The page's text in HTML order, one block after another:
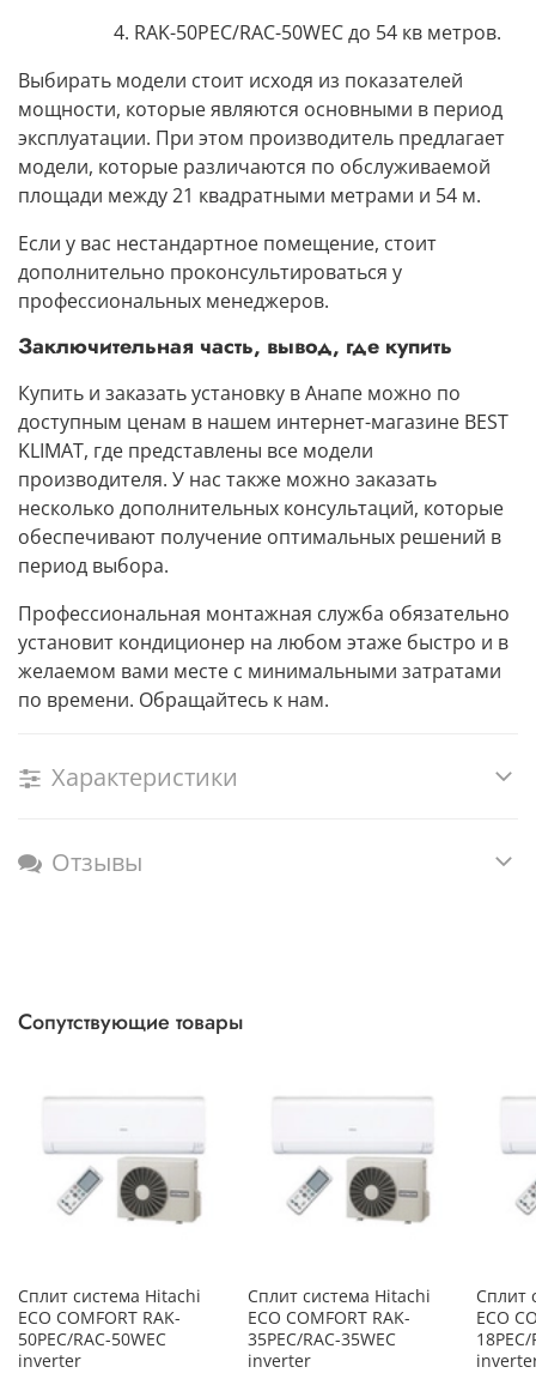
4. RAK-50PEC/RAC-50WEC до 54 кв метров.
Выбирать модели стоит исходя из показателей
мощности, которые являются основными в период
эксплуатации. При этом производитель предлагает
модели, которые различаются по обслуживаемой
площади между 21 квадратными метрами и 54 м.
Если у вас нестандартное помещение, стоит
дополнительно проконсультироваться у
профессиональных менеджеров.
Заключительная часть, вывод, где купить
Купить и заказать установку в Анапе можно по
доступным ценам в нашем интернет-магазине BEST
KLIMAT, где представлены все модели
производителя. У нас также можно заказать
несколько дополнительных консультаций, которые
обеспечивают получение оптимальных решений в
период выбора.
Профессиональная монтажная служба обязательно
установит кондиционер на любом этаже быстро и в
желаемом вами месте с минимальными затратами
по времени. Обращайтесь к нам.
Характеристики
Отзывы
Сопутствующие товары
Сплит система Hitachi
ECO COMFORT RAK-
50PEC/RAC-50WEC
inverter
Сплит система Hitachi
ECO COMFORT RAK-
35PEC/RAC-35WEC
inverter
Сплит
ECO